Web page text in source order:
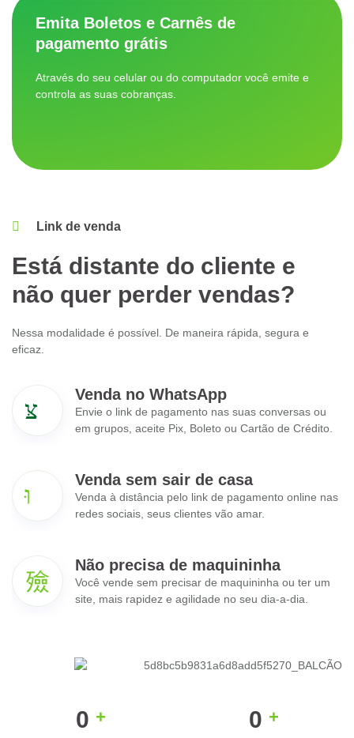
Emita Boletos e Carnês de
pagamento grátis
Através do seu celular ou do computador você emite e
controla as suas cobranças.
Link de venda
Está distante do cliente e
não quer perder vendas?
Nessa modalidade é possível. De maneira rápida, segura e
eficaz.
Venda no WhatsApp
Envie o link de pagamento nas suas conversas ou
em grupos, aceite Pix, Boleto ou Cartão de Crédito.
Venda sem sair de casa
Venda à distância pelo link de pagamento online nas
redes sociais, seus clientes vão amar.
Não precisa de maquininha
Você vende sem precisar de maquininha ou ter um
site, mais rapidez e agilidade no seu dia-a-dia.
0 + 0 +